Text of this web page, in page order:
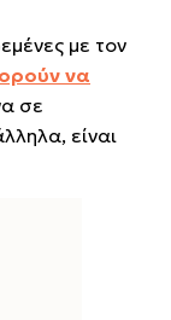
με τον
να
σε
είναι